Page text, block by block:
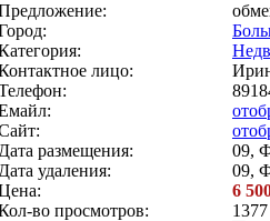
лицо:
Дата размещения:
09,
Дата удаления:
09,
6
во просмотров: